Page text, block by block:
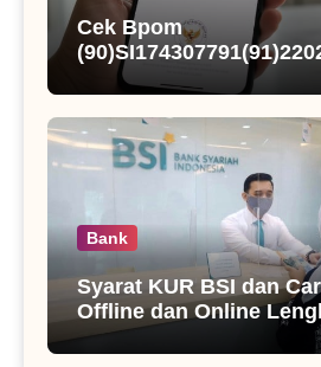
Cek Bpom
Blackmores Pregnancy
Feeding Gold
Bank
Syarat KUR BSI dan
Offline dan Online